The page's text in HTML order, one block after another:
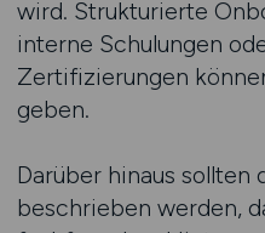
wird. Strukturierte
interne Schulungen
Zertifizierungen
geben.
Darüber hinaus
beschrieben werden,